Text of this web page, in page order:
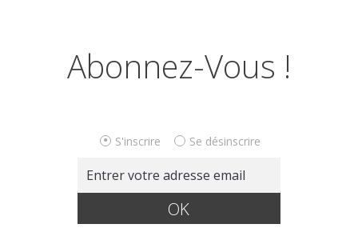
Abonnez-Vous !
S'inscrire Se désinscrire